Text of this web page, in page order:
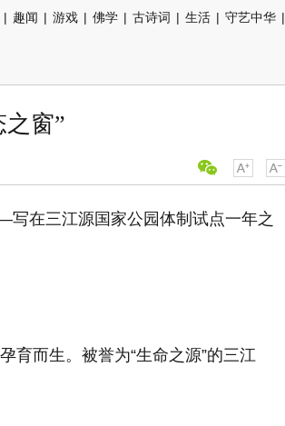
| 趣闻 | 游戏 | 佛学 | 古诗词 | 生活 | 守艺中华 |
窗”
在三江源国家公园体制试点一年之
育而生。被誉为“生命之源”的三江